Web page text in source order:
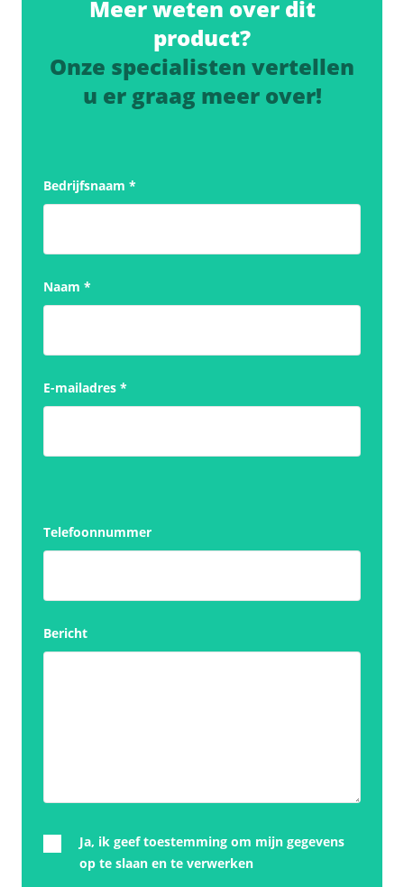
Meer weten over dit
product?
Onze specialisten vertellen
u er graag meer over!
Bedrijfsnaam *
Naam *
E-mailadres *
Telefoonnummer
Bericht
Ja, ik geef toestemming om mijn gegevens
op te slaan en te verwerken